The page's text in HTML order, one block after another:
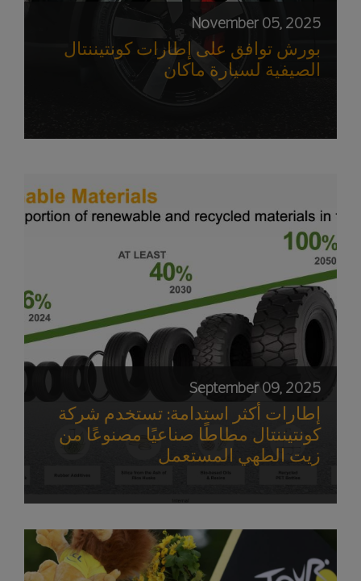
November 05, 2025
بورش توافق على إطارات كونتيننتال
الصيفية لسيارة ماكان
September 09, 2025
إطارات أكثر استدامة: تستخدم شركة
كونتيننتال مطاطًا صناعيًا مصنوعًا من
زيت الطهي المستعمل